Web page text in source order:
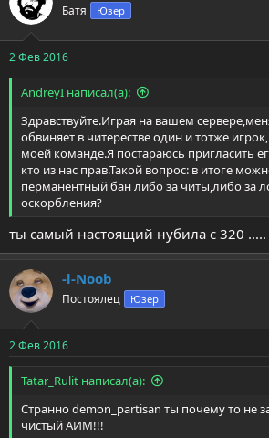
Батя Юзер
2 Фев 2016
AndreyI написал(а):
Здравствуйте.Играя на вашем
обвиняет в читерестве один и тотже
моей команде.Я постараюсь пригласить
кто из нас прав.Такой вопрос: в итоге
перманентный бан либо за читы,либо за
оскорбления?
ты самый настоящий нубила с 320 .....
-l-Noob
Постоялец Юзер
2 Фев 2016
Tatar_Rulit написал(а):
Странно demon_partisan ты почему то не
чистый АИМ!!!